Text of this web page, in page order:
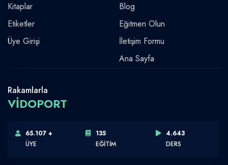
Kitaplar
Etiketler
Üye Girişi
Blog
Eğitmen Olun
İletişim Formu
Ana Sayfa
Rakamlarla
VİDOPORT
65.107 +
ÜYE
135
EĞİTİM
4.643
DERS